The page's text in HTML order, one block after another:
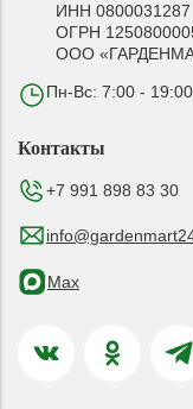
ИНН 0800031287
ОГРН
ООО
Пн-Вс: 7:00 -
Контакты
+7 991 898 83 30
Max